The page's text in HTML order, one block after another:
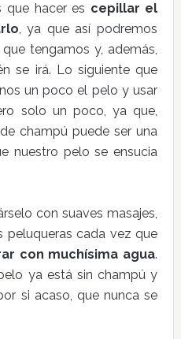
que hacer es cepillar el
, ya que así podremos
tengamos y, además,
se irá. Lo siguiente que
un poco el pelo y usar
solo un poco, ya que,
champú puede ser una
nuestro pelo se ensucia
con suaves masajes,
cada vez que
con muchísima agua.
ya está sin champú y
si acaso, que nunca se